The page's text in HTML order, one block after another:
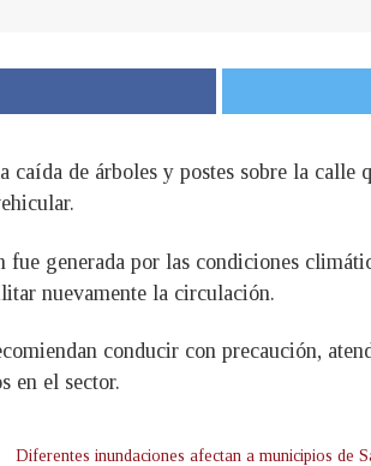
de árboles y postes sobre la
generada por las condiciones
nuevamente la circulación.
conducir con precaución,
en el sector.
Diferentes inundaciones afectan a municipios de